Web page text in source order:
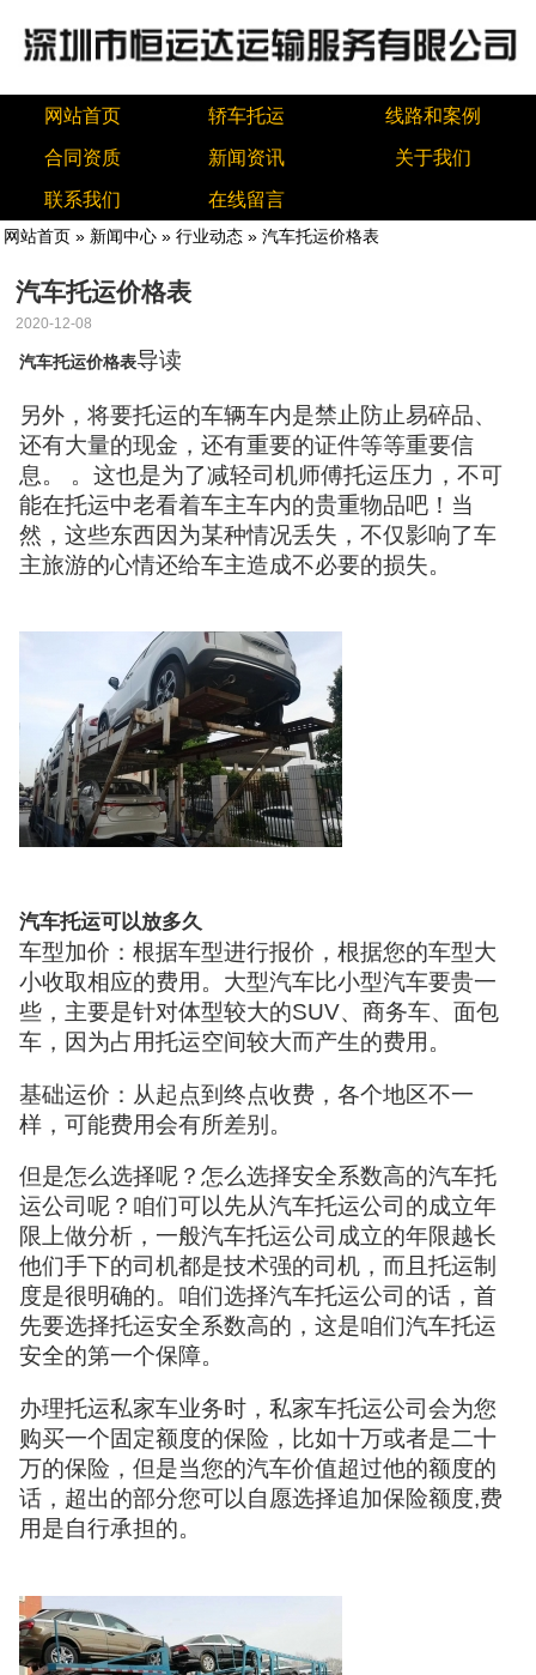
网站首页 轿车托运 线路和案例
合同资质 新闻资讯 关于我们
联系我们 在线留言
网站首页 » 新闻中心 » 行业动态 » 汽车托运价格表
汽车托运价格表
2020-12-08
汽车托运价格表导读
另外，将要托运的车辆车内是禁止防止易碎品、
还有大量的现金，还有重要的证件等等重要信
息。 。这也是为了减轻司机师傅托运压力，不可
能在托运中老看着车主车内的贵重物品吧！当
然，这些东西因为某种情况丢失，不仅影响了车
主旅游的心情还给车主造成不必要的损失。
汽车托运可以放多久
车型加价：根据车型进行报价，根据您的车型大
小收取相应的费用。大型汽车比小型汽车要贵一
些，主要是针对体型较大的SUV、商务车、面包
车，因为占用托运空间较大而产生的费用。
基础运价：从起点到终点收费，各个地区不一
样，可能费用会有所差别。
但是怎么选择呢？怎么选择安全系数高的汽车托
运公司呢？咱们可以先从汽车托运公司的成立年
限上做分析，一般汽车托运公司成立的年限越长
他们手下的司机都是技术强的司机，而且托运制
度是很明确的。咱们选择汽车托运公司的话，首
先要选择托运安全系数高的，这是咱们汽车托运
安全的第一个保障。
办理托运私家车业务时，私家车托运公司会为您
购买一个固定额度的保险，比如十万或者是二十
万的保险，但是当您的汽车价值超过他的额度的
话，超出的部分您可以自愿选择追加保险额度,费
用是自行承担的。